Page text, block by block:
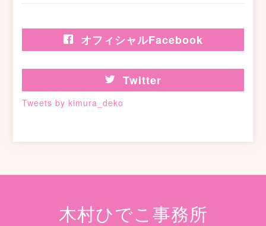
オフィシャルFacebook
Twitter
Tweets by kimura_deko
木村ひでこ事務所